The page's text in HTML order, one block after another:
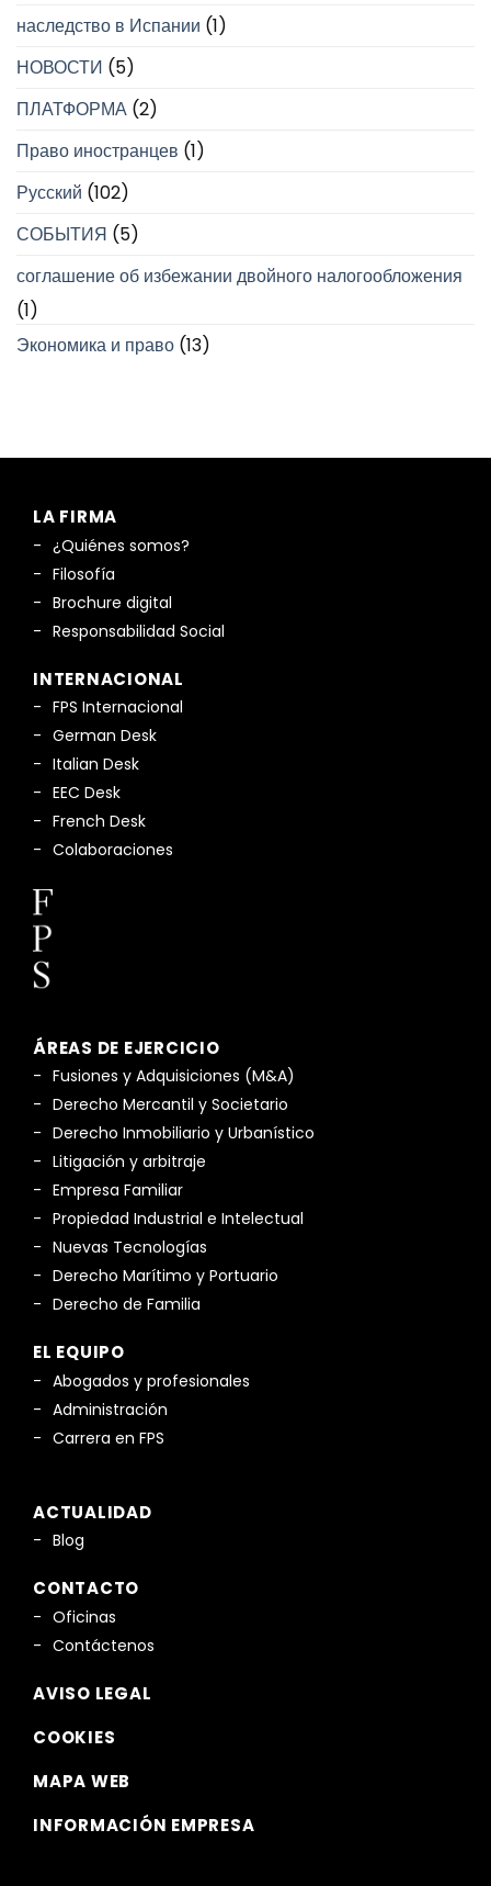
наследство в Испании (1)
НОВОСТИ (5)
ПЛАТФОРМА (2)
Право иностранцев (1)
Русский (102)
СОБЫТИЯ (5)
соглашение об избежании двойного налогообложения
(1)
Экономика и право (13)
LA FIRMA
¿Quiénes somos?
Filosofía
Brochure digital
Responsabilidad Social
INTERNACIONAL
FPS Internacional
German Desk
Italian Desk
EEC Desk
French Desk
Colaboraciones
ÁREAS DE EJERCICIO
Fusiones y Adquisiciones (M&A)
Derecho Mercantil y Societario
Derecho Inmobiliario y Urbanístico
Litigación y arbitraje
Empresa Familiar
Propiedad Industrial e Intelectual
Nuevas Tecnologías
Derecho Marítimo y Portuario
Derecho de Familia
EL EQUIPO
Abogados y profesionales
Administración
Carrera en FPS
ACTUALIDAD
Blog
CONTACTO
Oficinas
Contáctenos
AVISO LEGAL
COOKIES
MAPA WEB
INFORMACIÓN EMPRESA